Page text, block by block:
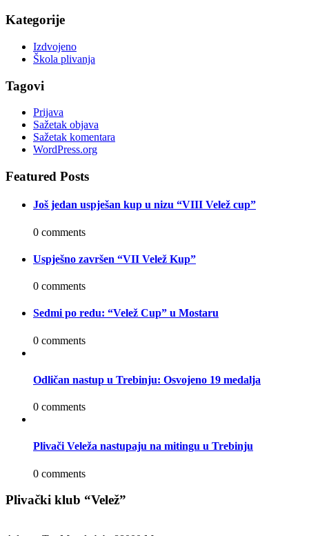
Kategorije
Izdvojeno
Škola plivanja
Tagovi
Prijava
Sažetak objava
Sažetak komentara
WordPress.org
Featured Posts
Još jedan uspješan kup u nizu “VIII Velež cup”
0 comments
Uspješno završen “VII Velež Kup”
0 comments
Sedmi po redu: “Velež Cup” u Mostaru
0 comments
Odličan nastup u Trebinju: Osvojeno 19 medalja
0 comments
Plivači Veleža nastupaju na mitingu u Trebinju
0 comments
Plivački klub “Velež”